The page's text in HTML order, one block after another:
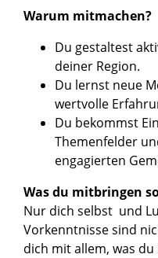
Warum mitmachen?
Du gestaltest
deiner Region.
Du lernst neue
wertvolle
Du bekommst
Themenfelder
engagierten
Was du mitbringen
Nur dich selbst und
Vorkenntnisse sind
dich mit allem, was